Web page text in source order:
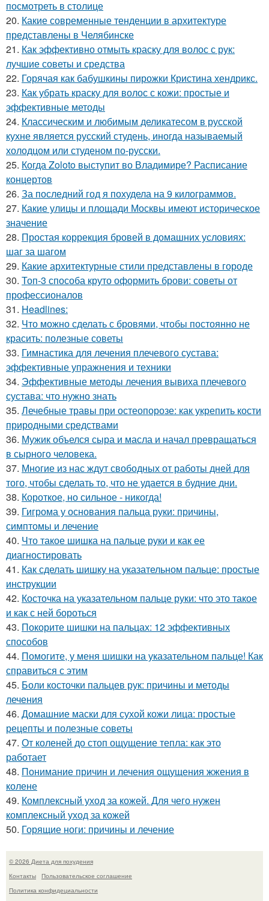
посмотреть в столице
20. Какие современные тенденции в архитектуре
представлены в Челябинске
21. Как эффективно отмыть краску для волос с рук:
лучшие советы и средства
22. Горячая как бабушкины пирожки Кристина хендрикс.
23. Как убрать краску для волос с кожи: простые и
эффективные методы
24. Классическим и любимым деликатесом в русской
кухне является русский студень, иногда называемый
холодцом или студеном по-русски.
25. Когда Zoloto выступит во Владимире? Расписание
концертов
26. За последний год я похудела на 9 килограммов.
27. Какие улицы и площади Москвы имеют историческое
значение
28. Простая коррекция бровей в домашних условиях:
шаг за шагом
29. Какие архитектурные стили представлены в городе
30. Топ-3 способа круто оформить брови: советы от
профессионалов
31. Headlines:
32. Что можно сделать с бровями, чтобы постоянно не
красить: полезные советы
33. Гимнастика для лечения плечевого сустава:
эффективные упражнения и техники
34. Эффективные методы лечения вывиха плечевого
сустава: что нужно знать
35. Лечебные травы при остеопорозе: как укрепить кости
природными средствами
36. Мужик объелся сыра и масла и начал превращаться
в сырного человека.
37. Многие из нас ждут свободных от работы дней для
того, чтобы сделать то, что не удается в будние дни.
38. Короткое, но сильное - никогда!
39. Гигрома у основания пальца руки: причины,
симптомы и лечение
40. Что такое шишка на пальце руки и как ее
диагностировать
41. Как сделать шишку на указательном пальце: простые
инструкции
42. Косточка на указательном пальце руки: что это такое
и как с ней бороться
43. Покорите шишки на пальцах: 12 эффективных
способов
44. Помогите, у меня шишки на указательном пальце! Как
справиться с этим
45. Боли косточки пальцев рук: причины и методы
лечения
46. Домашние маски для сухой кожи лица: простые
рецепты и полезные советы
47. От коленей до стоп ощущение тепла: как это
работает
48. Понимание причин и лечения ощущения жжения в
колене
49. Комплексный уход за кожей. Для чего нужен
комплексный уход за кожей
50. Горящие ноги: причины и лечение
© 2026 Диета для похудения
Контакты
Пользовательское соглашение
Политика конфидециальности